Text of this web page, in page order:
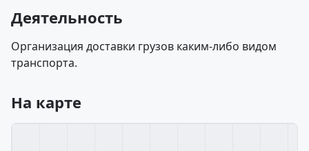
Деятельность
Организация доставки грузов каким-либо видом
транспорта.
На карте